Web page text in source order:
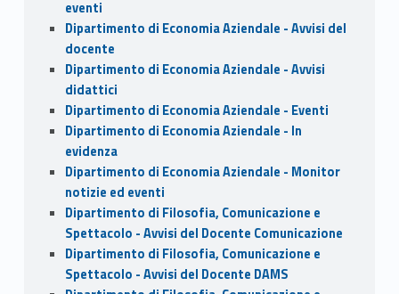
eventi
Dipartimento di Economia Aziendale - Avvisi del
docente
Dipartimento di Economia Aziendale - Avvisi
didattici
Dipartimento di Economia Aziendale - Eventi
Dipartimento di Economia Aziendale - In
evidenza
Dipartimento di Economia Aziendale - Monitor
notizie ed eventi
Dipartimento di Filosofia, Comunicazione e
Spettacolo - Avvisi del Docente Comunicazione
Dipartimento di Filosofia, Comunicazione e
Spettacolo - Avvisi del Docente DAMS